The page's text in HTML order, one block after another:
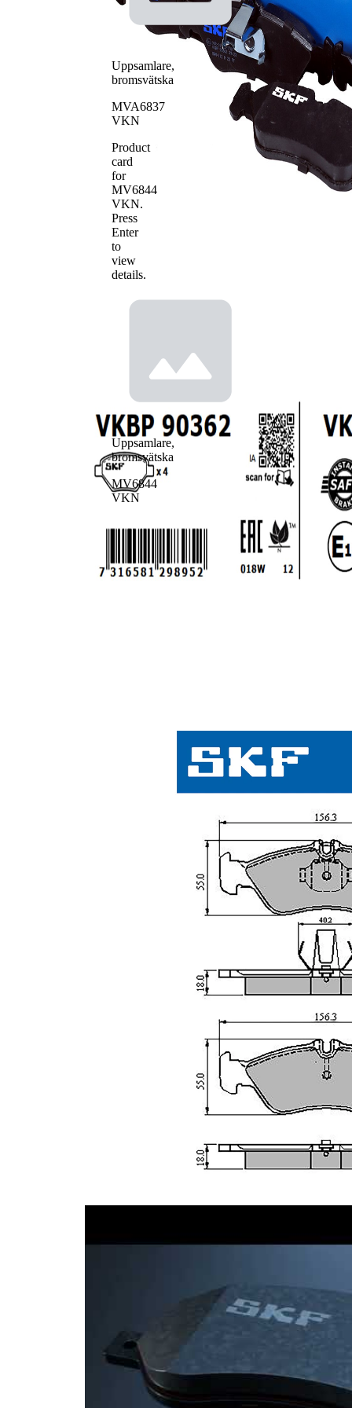
Uppsamlare,
bromsvätska
MVA6837
VKN
Product
card
for
MV6844
VKN.
Press
Enter
to
view
details.
Uppsamlare,
bromsvätska
MV6844
VKN